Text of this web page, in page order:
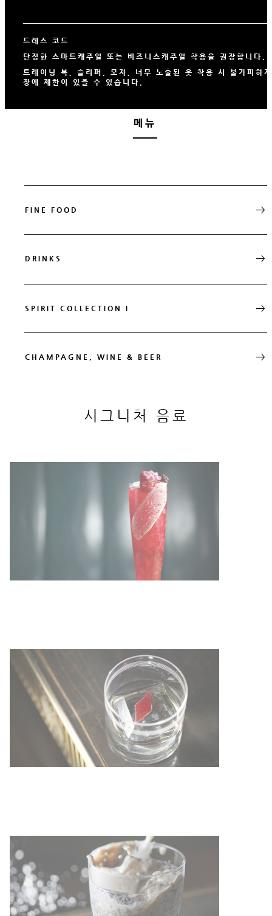
드레스 코드
단정한 스마트캐주얼 또는 비즈니스캐주얼 착용을 권장합니다.
트레이닝 복, 슬리퍼, 모자, 너무 노출된 옷 착용 시 불가피하
장에 제한이 있을 수 있습니다.
메뉴
FINE FOOD
DRINKS
SPIRIT COLLECTION I
CHAMPAGNE, WINE & BEER
시그니처 음료